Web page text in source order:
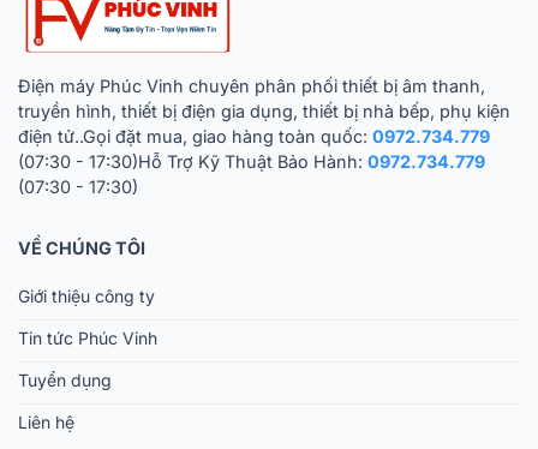
Điện máy Phúc Vinh chuyên phân phối thiết bị âm thanh,
truyền hình, thiết bị điện gia dụng, thiết bị nhà bếp, phụ kiện
điện tử..Gọi đặt mua, giao hàng toàn quốc: 0972.734.779
(07:30 - 17:30)Hỗ Trợ Kỹ Thuật Bảo Hành: 0972.734.779
(07:30 - 17:30)
VỀ CHÚNG TÔI
Giới thiệu công ty
Tin tức Phúc Vinh
Tuyển dụng
Liên hệ